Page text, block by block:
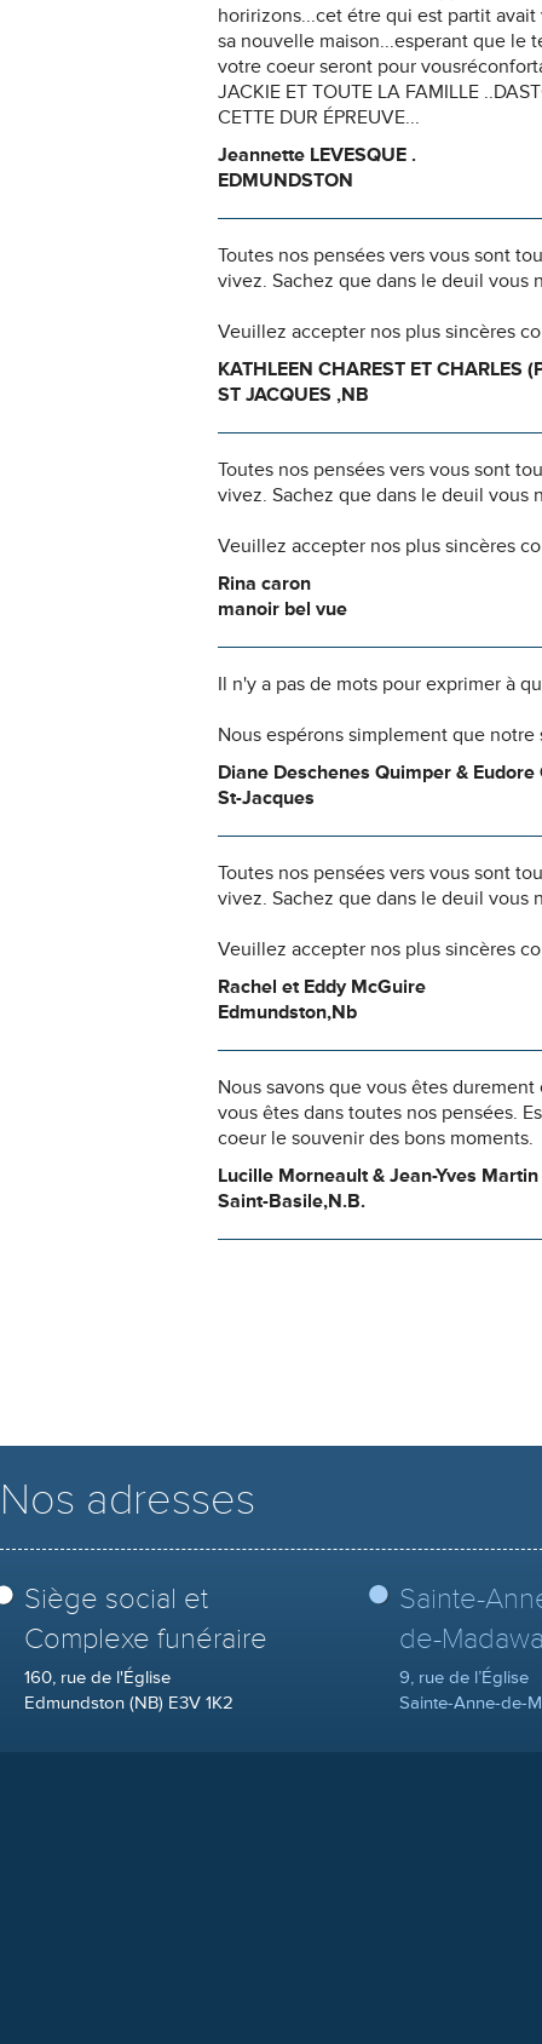
horirizons...cet étre qui est partit
sa nouvelle maison...esperant que le
votre coeur seront pour
JACKIE ET TOUTE LA FAMILLE
CETTE DUR ÉPREUVE...
Jeannette LEVESQUE .
EDMUNDSTON
Toutes nos pensées vers vous sont
vivez. Sachez que dans le deuil vous
Veuillez accepter nos plus sincères
KATHLEEN CHAREST ET CHARLES
ST JACQUES ,NB
Toutes nos pensées vers vous sont
vivez. Sachez que dans le deuil vous
Veuillez accepter nos plus sincères
Rina caron
manoir bel vue
Il n'y a pas de mots pour exprimer à
Nous espérons simplement que
Diane Deschenes Quimper & Eudore
St-Jacques
Toutes nos pensées vers vous sont
vivez. Sachez que dans le deuil vous
Veuillez accepter nos plus sincères
Rachel et Eddy McGuire
Edmundston,Nb
Nous savons que vous êtes
vous êtes dans toutes nos pensées.
coeur le souvenir des bons moments.
Lucille Morneault & Jean-Yves
Saint-Basile,N.B.
Nos adresses
Siège social et
Complexe funéraire
160, rue de l'Église
Edmundston (NB) E3V 1K2
Sainte-
de-
9, rue de l’Église
Sainte-Anne-de-